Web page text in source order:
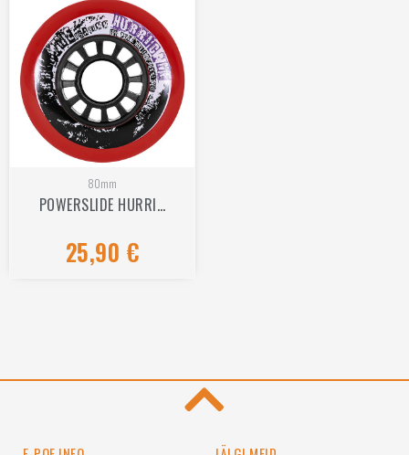
80mm
POWERSLIDE HURRI…
25,90 €